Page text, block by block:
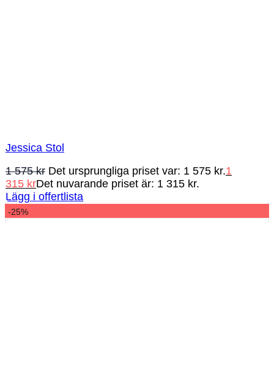
Jessica Stol
1 575kr Det ursprungliga priset var: 1 575 kr.1
315 krDet nuvarande priset är: 1 315 kr.
Lägg i offertlista
-25%